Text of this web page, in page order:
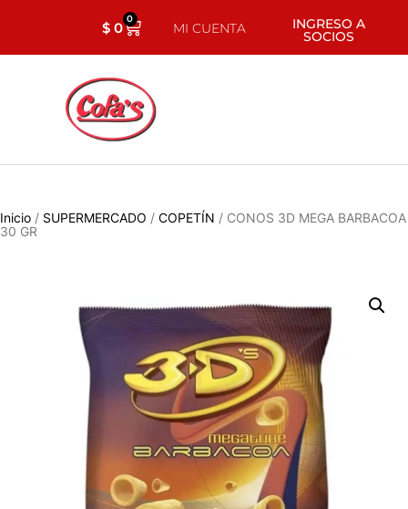
$0 0
MI CUENTA INGRESO A
SOCIOS
Inicio / SUPERMERCADO / COPETÍN / CONOS 3D MEGA BARBACOA
30 GR